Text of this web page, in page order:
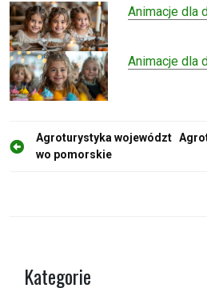
Animacje dla
Animacje dla
N
Agroturystyka województ
wo pomorskie
Kategorie